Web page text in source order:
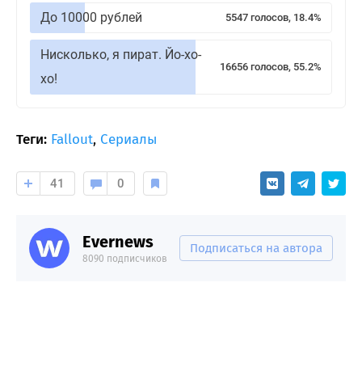
До 10000 рублей 5547 голосов, 18.4%
Нисколько, я пират. Йо-хо-
хо!
16656 голосов, 55.2%
Теги: Fallout, Сериалы
41 0
Evernews
8090 подписчиков
Подписаться на автора